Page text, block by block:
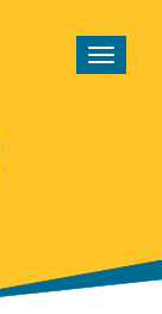
Toggle